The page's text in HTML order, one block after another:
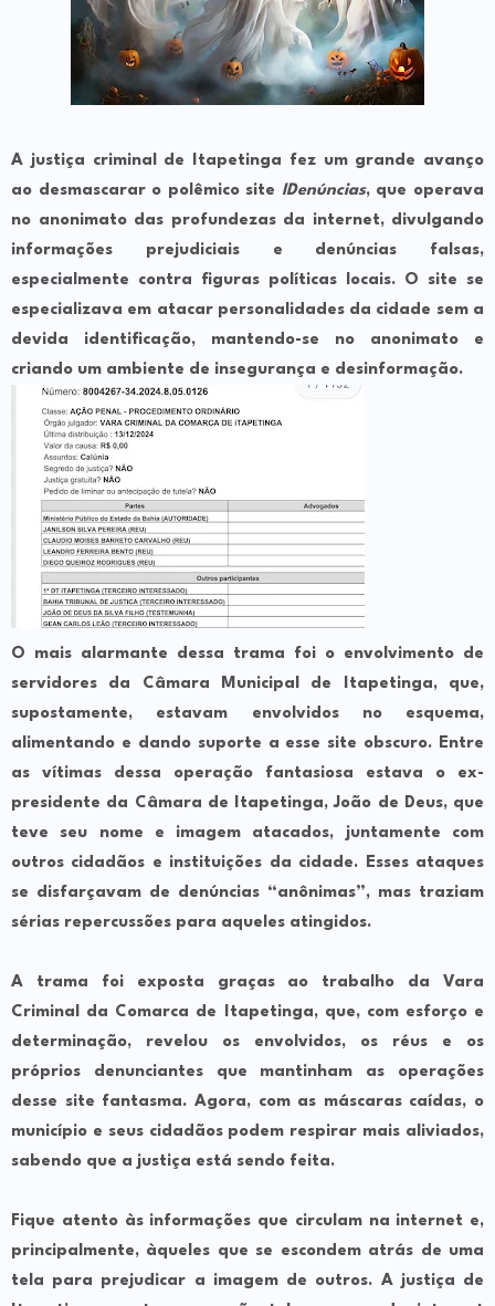
A justiça criminal de Itapetinga fez um grande avanço
ao desmascarar o polêmico site IDenúncias, que operava
no anonimato das profundezas da internet, divulgando
informações prejudiciais e denúncias falsas,
especialmente contra figuras políticas locais. O site se
especializava em atacar personalidades da cidade sem a
devida identificação, mantendo-se no anonimato e
criando um ambiente de insegurança e desinformação.
O mais alarmante dessa trama foi o envolvimento de
servidores da Câmara Municipal de Itapetinga, que,
supostamente, estavam envolvidos no esquema,
alimentando e dando suporte a esse site obscuro. Entre
as vítimas dessa operação fantasiosa estava o ex-
presidente da Câmara de Itapetinga, João de Deus, que
teve seu nome e imagem atacados, juntamente com
outros cidadãos e instituições da cidade. Esses ataques
se disfarçavam de denúncias “anônimas”, mas traziam
sérias repercussões para aqueles atingidos.
A trama foi exposta graças ao trabalho da Vara
Criminal da Comarca de Itapetinga, que, com esforço e
determinação, revelou os envolvidos, os réus e os
próprios denunciantes que mantinham as operações
desse site fantasma. Agora, com as máscaras caídas, o
município e seus cidadãos podem respirar mais aliviados,
sabendo que a justiça está sendo feita.
Fique atento às informações que circulam na internet e,
principalmente, àqueles que se escondem atrás de uma
tela para prejudicar a imagem de outros. A justiça de